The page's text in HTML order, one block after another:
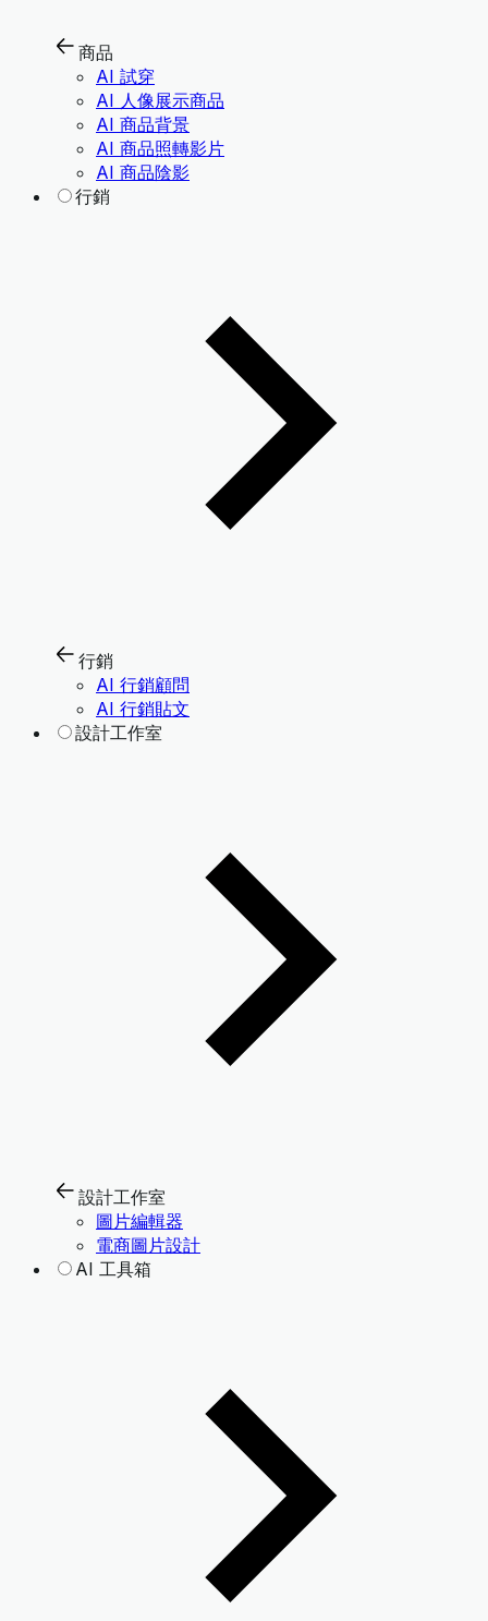
商品
AI 試穿
AI 人像展示商品
AI 商品背景
AI 商品照轉影片
AI 商品陰影
行銷
行銷
AI 行銷顧問
AI 行銷貼文
設計工作室
設計工作室
圖片編輯器
電商圖片設計
AI 工具箱